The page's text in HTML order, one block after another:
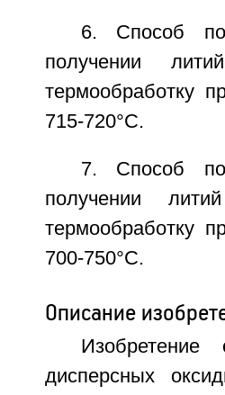
6. Способ
получении
термообработку
715-720°С.
7. Способ
получении
термообработку
700-750°С.
Описание
Изобретение
дисперсных